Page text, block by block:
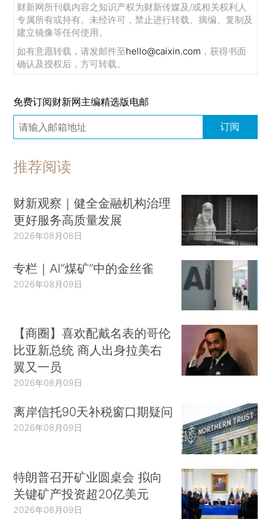
财新网所刊载内容之知识产权为财新传媒及/或相关权利人
专属所有或持有。未经许可，禁止进行转载、摘编、复制及
建立镜像等任何使用。
如有意愿转载，请发邮件至hello@caixin.com ，获得书面
确认及授权后，方可转载。
免费订阅财新网主编精选版电邮
订阅
推荐阅读
财新观察｜健全金融机构治理
更好服务高质量发展
2026年08月08日
专栏｜AI“煤矿”中的金丝雀
2026年08月09日
【商圈】喜欢配戴名表的哥伦
比亚新总统 商人出身拉美右
翼又一员
2026年08月09日
离岸信托90天补税窗口期疑问
2026年08月09日
特朗普召开矿业圆桌会 拟向
关键矿产投资超20亿美元
2026年08月09日